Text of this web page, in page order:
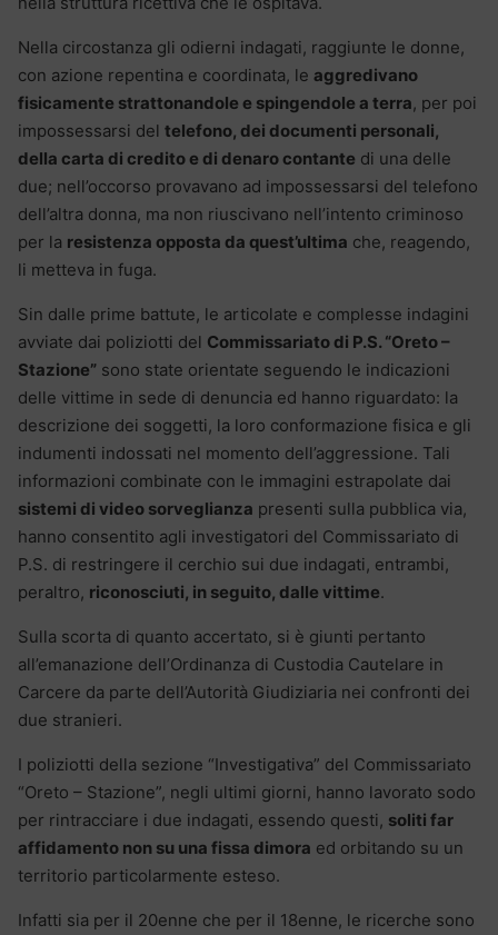
Nella circostanza gli odierni indagati, raggiunte le donne,
con azione repentina e coordinata, le aggredivano
fisicamente strattonandole e spingendole a terra, per poi
impossessarsi del telefono, dei documenti personali,
della carta di credito e di denaro contante di una delle
due; nell’occorso provavano ad impossessarsi del telefono
dell’altra donna, ma non riuscivano nell’intento criminoso
per la resistenza opposta da quest’ultima che, reagendo,
li metteva in fuga.
Sin dalle prime battute, le articolate e complesse indagini
avviate dai poliziotti del Commissariato di P.S. “Oreto –
Stazione” sono state orientate seguendo le indicazioni
delle vittime in sede di denuncia ed hanno riguardato: la
descrizione dei soggetti, la loro conformazione fisica e gli
indumenti indossati nel momento dell’aggressione. Tali
informazioni combinate con le immagini estrapolate dai
sistemi di video sorveglianza presenti sulla pubblica via,
hanno consentito agli investigatori del Commissariato di
P.S. di restringere il cerchio sui due indagati, entrambi,
peraltro, riconosciuti, in seguito, dalle vittime.
Sulla scorta di quanto accertato, si è giunti pertanto
all’emanazione dell’Ordinanza di Custodia Cautelare in
Carcere da parte dell’Autorità Giudiziaria nei confronti dei
due stranieri.
I poliziotti della sezione “Investigativa” del Commissariato
“Oreto – Stazione”, negli ultimi giorni, hanno lavorato sodo
per rintracciare i due indagati, essendo questi, soliti far
affidamento non su una fissa dimora ed orbitando su un
territorio particolarmente esteso.
Infatti sia per il 20enne che per il 18enne, le ricerche sono